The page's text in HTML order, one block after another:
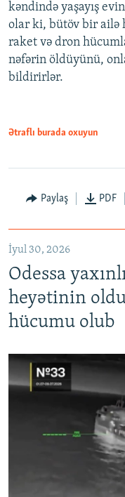
kəndində yaşayış
olar ki, bütöv bir ailə
raket və dron
nəfərin öldüyünü,
bildirirlər.
Ətraflı burada oxuyun
Paylaş PDF
İyul 30, 2026
Odessa
heyətinin
hücumu olub